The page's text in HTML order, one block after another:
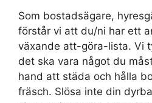
Som bostadsägare,
förstår vi att du/ni har ett
växande att-göra-lista. Vi
det ska vara något du
hand att städa och hålla
fräsch. Slösa inte din